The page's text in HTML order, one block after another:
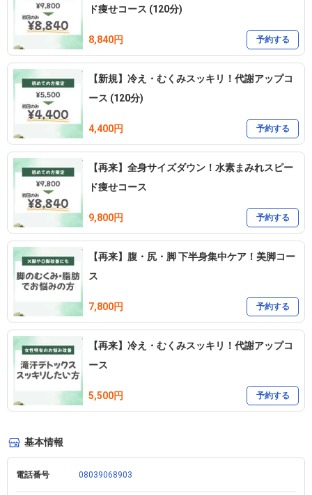
https://lin.ee/uRqcNu0
【ご来店について】
施術中、小型犬の鳴き声が聞こえる場合がございます。
あらかじめご了承ください。
ド痩せコース (120分)
8,840円 予約する
【新規】冷え・むくみスッキリ！代謝アップコ
ース (120分)
4,400円 予約する
【再来】全身サイズダウン！水素まみれスピー
ド痩せコース
9,800円 予約する
【再来】腹・尻・脚 下半身集中ケア！美脚コー
ス
7,800円 予約する
【再来】冷え・むくみスッキリ！代謝アップコ
ース
5,500円 予約する
基本情報
電話番号 08039068903